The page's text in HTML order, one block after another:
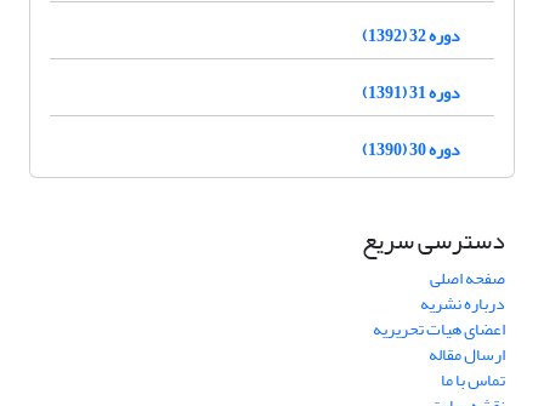
دوره 32 (1392)
دوره 31 (1391)
دوره 30 (1390)
دسترسی سریع
صفحه اصلی
درباره نشریه
اعضای هیات تحریریه
ارسال مقاله
تماس با ما